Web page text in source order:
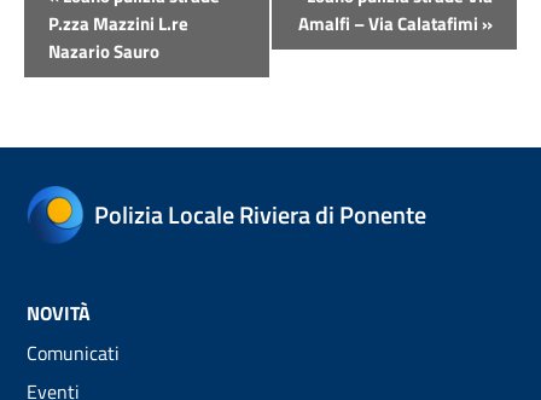
Navigazione
P.zza Mazzini L.re
Nazario Sauro
Amalfi – Via Calatafimi»
Polizia Locale Riviera di Ponente
NOVITÀ
Comunicati
Eventi